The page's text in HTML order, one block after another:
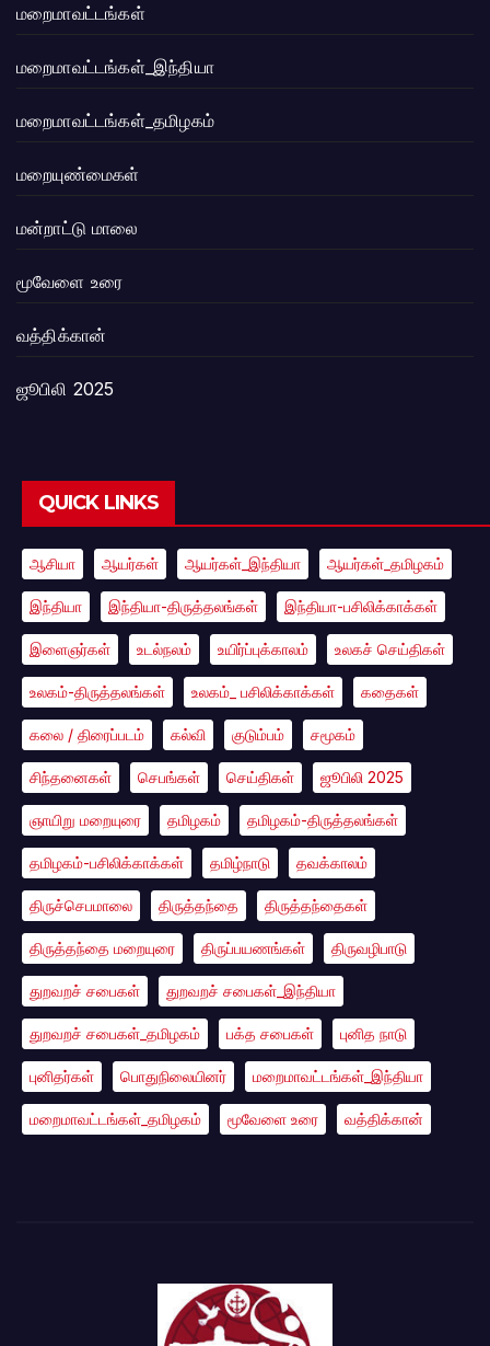
மறைமாவட்டங்கள்
மறைமாவட்டங்கள்_இந்தியா
மறைமாவட்டங்கள்_தமிழகம்
மறையுண்மைகள்
மன்றாட்டு மாலை
மூவேளை உரை
வத்திக்கான்
ஜூபிலி 2025
QUICK LINKS
ஆசியா ஆயர்கள் ஆயர்கள்_இந்தியா ஆயர்கள்_தமிழகம்
இந்தியா இந்தியா-திருத்தலங்கள் இந்தியா-பசிலிக்காக்கள்
இளைஞர்கள் உடல்நலம் உயிர்ப்புக்காலம் உலகச் செய்திகள்
உலகம்-திருத்தலங்கள் உலகம்_ பசிலிக்காக்கள் கதைகள்
கலை / திரைப்படம் கல்வி குடும்பம் சமூகம்
சிந்தனைகள் செபங்கள் செய்திகள் ஜூபிலி 2025
ஞாயிறு மறையுரை தமிழகம் தமிழகம்-திருத்தலங்கள்
தமிழகம்-பசிலிக்காக்கள் தமிழ்நாடு தவக்காலம்
திருச்செபமாலை திருத்தந்தை திருத்தந்தைகள்
திருத்தந்தை மறையுரை திருப்பயணங்கள் திருவழிபாடு
துறவறச் சபைகள் துறவறச் சபைகள்_இந்தியா
துறவறச் சபைகள்_தமிழகம் பக்த சபைகள் புனித நாடு
புனிதர்கள் பொதுநிலையினர் மறைமாவட்டங்கள்_இந்தியா
மறைமாவட்டங்கள்_தமிழகம் மூவேளை உரை வத்திக்கான்